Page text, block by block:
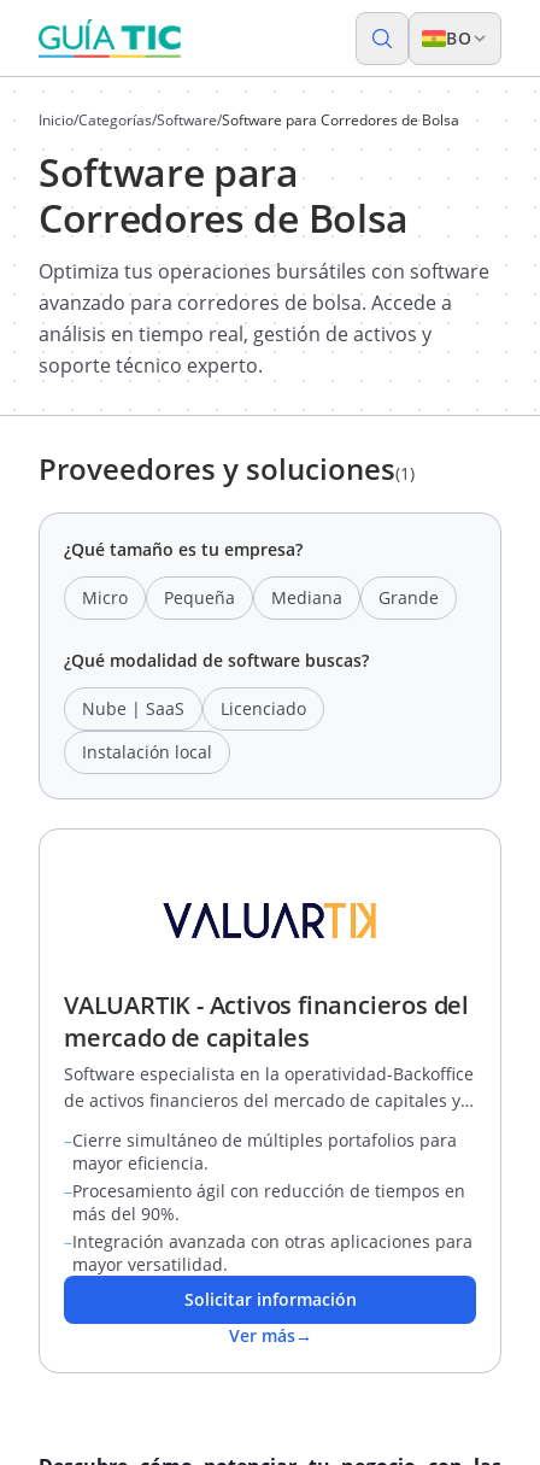
BO
Inicio/Categorías/Software/Software para Corredores de Bolsa
Software para
Corredores de Bolsa
Optimiza tus operaciones bursátiles con software
avanzado para corredores de bolsa. Accede a
análisis en tiempo real, gestión de activos y
soporte técnico experto.
Proveedores y soluciones(1)
¿Qué tamaño es tu empresa?
Micro Pequeña Mediana Grande
¿Qué modalidad de software buscas?
Nube | SaaS
Licenciado
Instalación local
VALUARTIK - Activos financieros del
mercado de capitales
Software especialista en la operatividad-Backoffice
de activos financieros del mercado de capitales y
–Cierre simultáneo de múltiples portafolios para
mayor eficiencia.
–Procesamiento ágil con reducción de tiempos en
más del 90%.
–Integración avanzada con otras aplicaciones para
mayor versatilidad.
Solicitar información
Ver más→